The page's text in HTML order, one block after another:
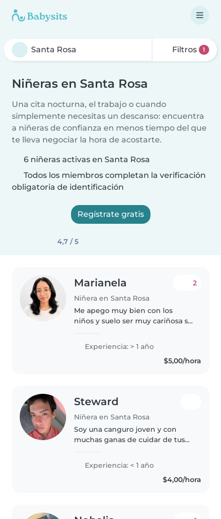
Filtros 1
Niñeras en Santa Rosa
Una cita nocturna, el trabajo o cuando
simplemente necesitas un descanso: encuentra
a niñeras de confianza en menos tiempo del que
te lleva negociar la hora de acostarte.
6 niñeras activas en Santa Rosa
Todos los miembros completan la verificación
obligatoria de identificación
Regístrate gratis
4,7 / 5
Marianela
Niñera en Santa Rosa
2
Me apego muy bien con los
niños y suelo ser muy cariñosa si
tarea yo les ayudo ya sea en
manualidades
Experiencia: > 1 año
$5,00/hora
Steward
Niñera en Santa Rosa
Soy una canguro joven y con
muchas ganas de cuidar de tus
adolescentes y los niños
pequeños. Adoro dibujar, leer y
Experiencia: < 1 año
$4,00/hora